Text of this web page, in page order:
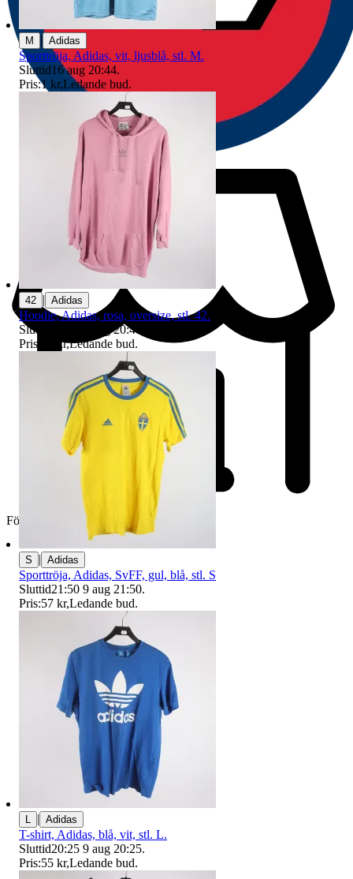
Företag
M | Adidas
Sporttröja, Adidas, vit, ljusblå, stl. M.
Sluttid16 aug 20:44.
Pris:1 kr,Ledande bud.
42 | Adidas
Hoodie, Adidas, rosa, oversize, stl. 42.
Sluttid
9 aug 20:48
Pris:
18 kr,Ledande bud.
S | Adidas
Sporttröja, Adidas, SvFF, gul, blå, stl. S
Sluttid21:50 9 aug 21:50.
Pris:57 kr,Ledande bud.
| Adidas
T-shirt, Adidas, blå, vit, stl. L.
Sluttid20:25 9 aug 20:25.
Pris:55 kr,Ledande bud.